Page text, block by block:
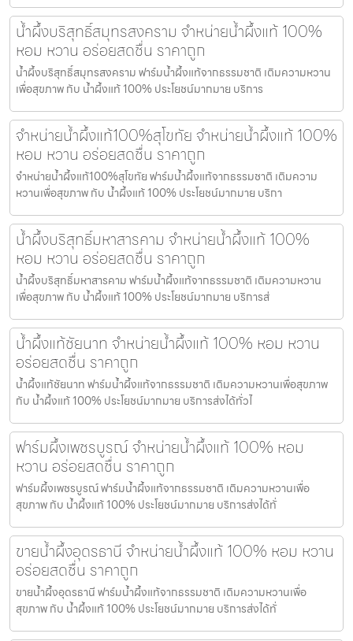
น้ำผึ้งบริสุทธิ์สมุทรสงคราม จำหน่ายน้ำผึ้งแท้ 100%
หอม หวาน อร่อยสดชื่น ราคาถูก
น้ำผึ้งบริสุทธิ์สมุทรสงคราม ฟาร์มน้ำผึ้งแท้จากธรรมชาติ เติมความหวาน
เพื่อสุขภาพ กับ น้ำผึ้งแท้ 100% ประโยชน์มากมาย บริการ
จำหน่ายน้ำผึ้งแท้100%สุโขทัย จำหน่ายน้ำผึ้งแท้ 100%
หอม หวาน อร่อยสดชื่น ราคาถูก
จำหน่ายน้ำผึ้งแท้100%สุโขทัย ฟาร์มน้ำผึ้งแท้จากธรรมชาติ เติมความ
หวานเพื่อสุขภาพ กับ น้ำผึ้งแท้ 100% ประโยชน์มากมาย บริกา
น้ำผึ้งบริสุทธิ์มหาสารคาม จำหน่ายน้ำผึ้งแท้ 100%
หอม หวาน อร่อยสดชื่น ราคาถูก
น้ำผึ้งบริสุทธิ์มหาสารคาม ฟาร์มน้ำผึ้งแท้จากธรรมชาติ เติมความหวาน
เพื่อสุขภาพ กับ น้ำผึ้งแท้ 100% ประโยชน์มากมาย บริการส่
น้ำผึ้งแท้ชัยนาท จำหน่ายน้ำผึ้งแท้ 100% หอม หวาน
อร่อยสดชื่น ราคาถูก
น้ำผึ้งแท้ชัยนาท ฟาร์มน้ำผึ้งแท้จากธรรมชาติ เติมความหวานเพื่อสุขภาพ
กับ น้ำผึ้งแท้ 100% ประโยชน์มากมาย บริการส่งได้ทั่วไ
ฟาร์มผึ้งเพชรบูรณ์ จำหน่ายน้ำผึ้งแท้ 100% หอม
หวาน อร่อยสดชื่น ราคาถูก
ฟาร์มผึ้งเพชรบูรณ์ ฟาร์มน้ำผึ้งแท้จากธรรมชาติ เติมความหวานเพื่อ
สุขภาพ กับ น้ำผึ้งแท้ 100% ประโยชน์มากมาย บริการส่งได้ทั่
ขายน้ำผึ้งอุดรธานี จำหน่ายน้ำผึ้งแท้ 100% หอม หวาน
อร่อยสดชื่น ราคาถูก
ขายน้ำผึ้งอุดรธานี ฟาร์มน้ำผึ้งแท้จากธรรมชาติ เติมความหวานเพื่อ
สุขภาพ กับ น้ำผึ้งแท้ 100% ประโยชน์มากมาย บริการส่งได้ทั่